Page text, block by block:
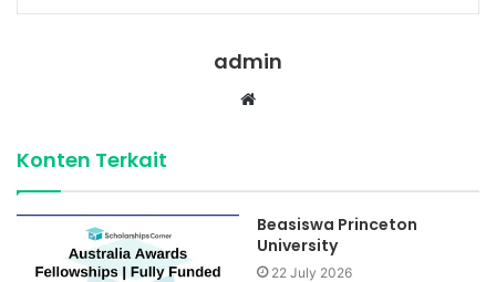
admin
Website
Konten Terkait
Beasiswa Princeton
University
22 July 2026